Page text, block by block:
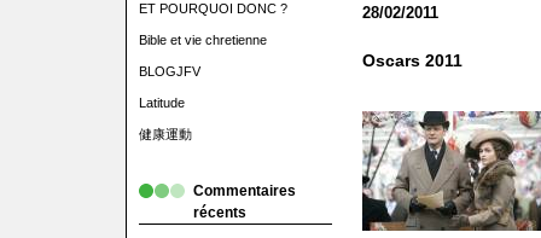
ET POURQUOI DONC ?
Bible et vie chretienne
BLOGJFV
Latitude
健康運動
Commentaires
récents
28/02/2011
Oscars 2011